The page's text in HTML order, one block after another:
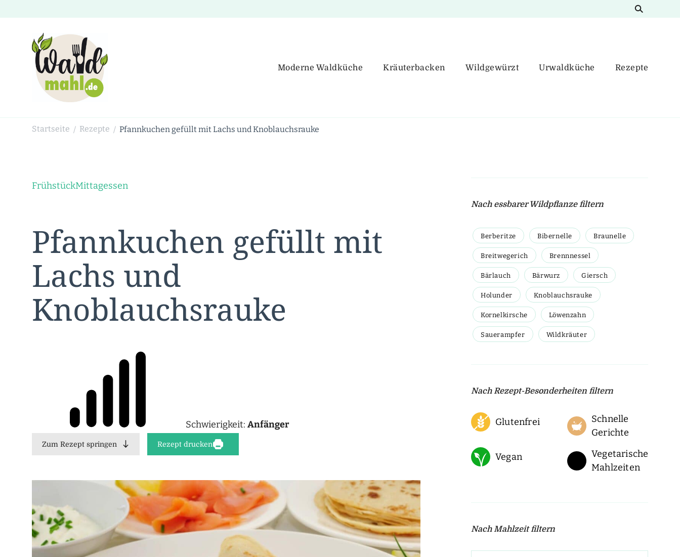
Moderne Waldküche Kräuterbacken Wildgewürzt Urwaldküche Rezepte
Startseite / Rezepte / Pfannkuchen gefüllt mit Lachs und Knoblauchsrauke
FrühstückMittagessen
Pfannkuchen gefüllt mit
Lachs und
Knoblauchsrauke
Schwierigkeit: Anfänger
Zum Rezept springen Rezept drucken
Nach essbarer Wildpflanze filtern
Berberitze Bibernelle Braunelle
Breitwegerich Brennnessel
Bärlauch Bärwurz Giersch
Holunder Knoblauchsrauke
Kornelkirsche Löwenzahn
Sauerampfer Wildkräuter
Nach Rezept-Besonderheiten filtern
Glutenfrei
Schnelle
Gerichte
Vegan
Vegetarische
Mahlzeiten
Nach Mahlzeit filtern